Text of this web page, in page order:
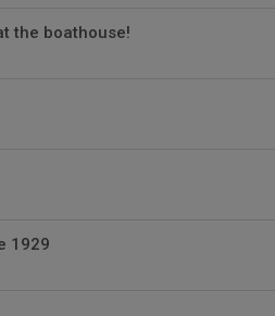
the boathouse!
1929